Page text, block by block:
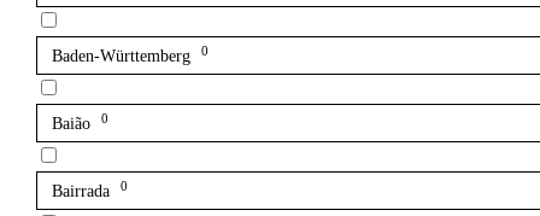
Baden-Württemberg 0
Baião 0
Bairrada 0